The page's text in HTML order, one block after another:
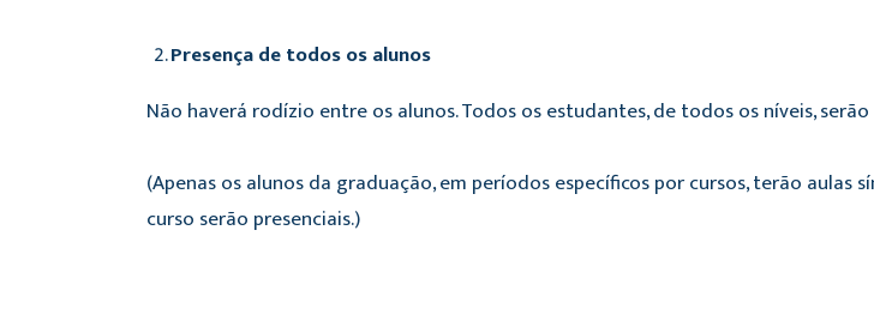
Presença de todos os alunos
Não haverá rodízio entre os alunos. Todos os estudantes, de todos os níveis,
(Apenas os alunos da graduação, em períodos específicos por cursos, terão aulas
curso serão presenciais.)